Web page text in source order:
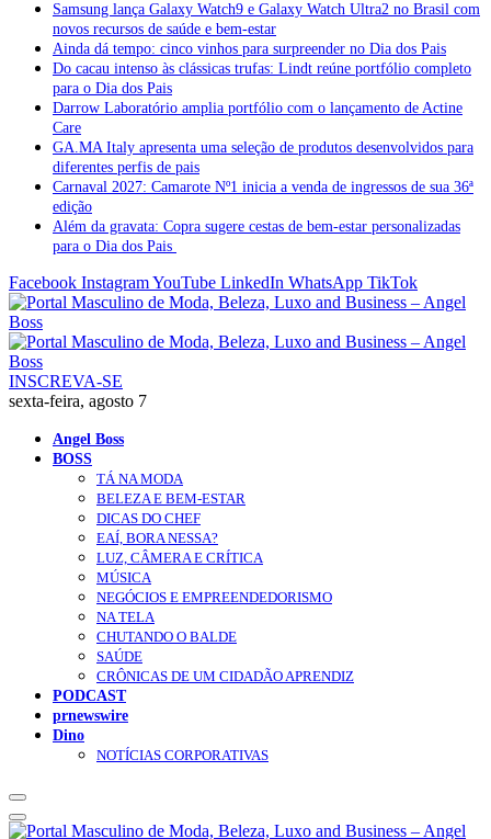
Samsung lança Galaxy Watch9 e Galaxy Watch Ultra2 no Brasil com
novos recursos de saúde e bem-estar
Ainda dá tempo: cinco vinhos para surpreender no Dia dos Pais
Do cacau intenso às clássicas trufas: Lindt reúne portfólio completo
para o Dia dos Pais
Darrow Laboratório amplia portfólio com o lançamento de Actine
Care
GA.MA Italy apresenta uma seleção de produtos desenvolvidos para
diferentes perfis de pais
Carnaval 2027: Camarote Nº1 inicia a venda de ingressos de sua 36ª
edição
Além da gravata: Copra sugere cestas de bem-estar personalizadas
para o Dia dos Pais
Facebook InstagramYouTube LinkedIn WhatsApp TikTok
INSCREVA-SE
sexta-feira, agosto 7
Angel Boss
BOSS
TÁ NA MODA
BELEZA E BEM-ESTAR
DICAS DO CHEF
EAÍ, BORA NESSA?
LUZ, CÂMERA E CRÍTICA
MÚSICA
NEGÓCIOS E EMPREENDEDORISMO
NA TELA
CHUTANDO O BALDE
SAÚDE
CRÔNICAS DE UM CIDADÃO APRENDIZ
PODCAST
prnewswire
Dino
NOTÍCIAS CORPORATIVAS